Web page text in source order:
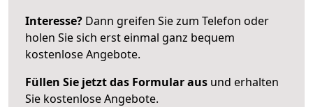
Interesse? Dann greifen Sie zum Telefon oder
holen Sie sich erst einmal ganz bequem
kostenlose Angebote.
Füllen Sie jetzt das Formular aus und erhalten
Sie kostenlose Angebote.